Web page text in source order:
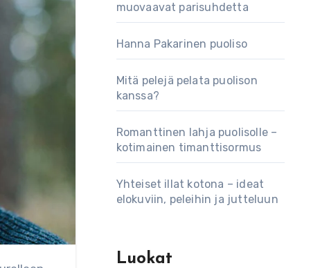
muovaavat parisuhdetta
Hanna Pakarinen puoliso
Mitä pelejä pelata puolison
kanssa?
Romanttinen lahja puolisolle –
kotimainen timanttisormus
Yhteiset illat kotona – ideat
elokuviin, peleihin ja jutteluun
Luokat